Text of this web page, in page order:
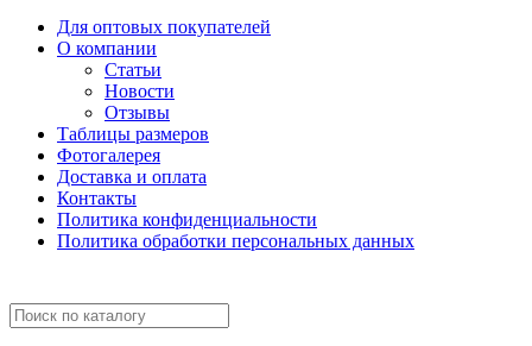
Для оптовых покупателей
О компании
Статьи
Новости
Отзывы
Таблицы размеров
Фотогалерея
Доставка и оплата
Контакты
Политика конфиденциальности
Политика обработки персональных данных